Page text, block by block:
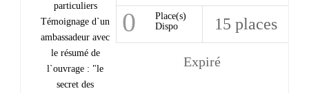
particuliers
Témoignage d`un
ambassadeur avec
le résumé de
l`ouvrage : "le
secret des
0
Place(s)
Dispo
15 places
Expiré